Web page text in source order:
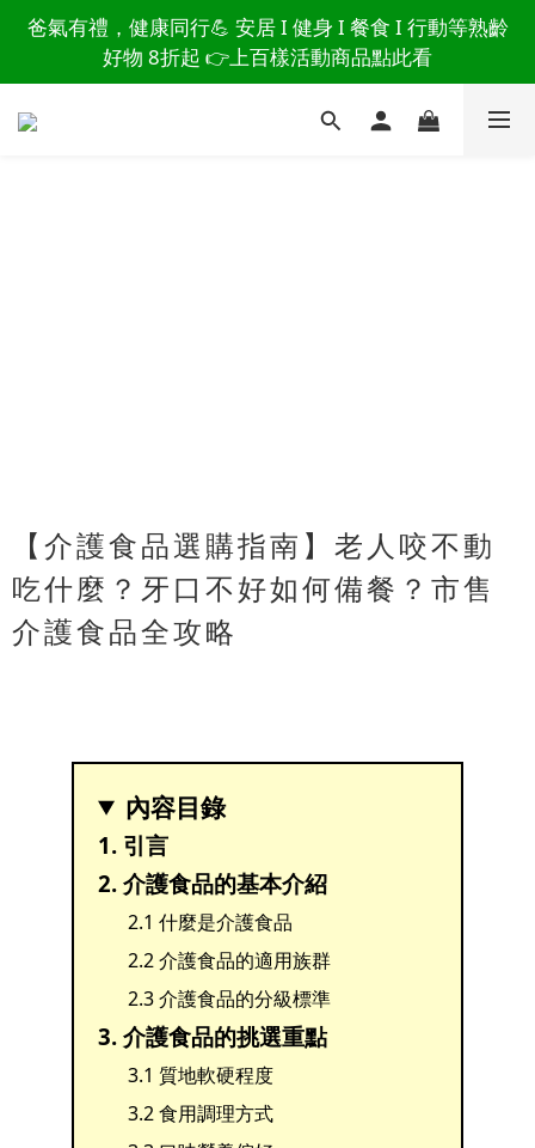
讀懂爸爸總說「不用買」的堅強 👉 3大生活貼心巧
思，找回他的生活主導權
好物 8折起 👉上百樣活動商品點此看
讀懂爸爸總說「不用買」的堅強 👉 3大生活貼心巧
【介護食品選購指南】老人咬不動
吃什麼？牙口不好如何備餐？市售
介護食品全攻略
內容目錄
1. 引言
2. 介護食品的基本介紹
2.1 什麼是介護食品
2.2 介護食品的適用族群
2.3 介護食品的分級標準
3. 介護食品的挑選重點
3.1 質地軟硬程度
3.2 食用調理方式